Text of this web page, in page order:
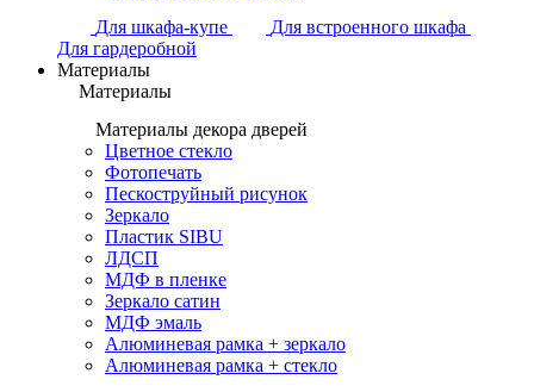
Для шкафа-купе
Для встроенного шкафа
Для гардеробной
Материалы
Материалы
Материалы декора дверей
Цветное стекло
Фотопечать
Пескоструйный рисунок
Зеркало
Пластик SIBU
ЛДСП
МДФ в пленке
Зеркало сатин
МДФ эмаль
Алюминевая рамка + зеркало
Алюминевая рамка + стекло